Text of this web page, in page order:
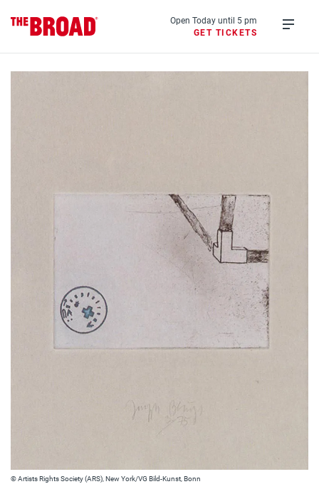
to
main
content
Open Today until 5 pm
GET TICKETS
menu
© Artists Rights Society (ARS), New York/VG Bild-Kunst, Bonn